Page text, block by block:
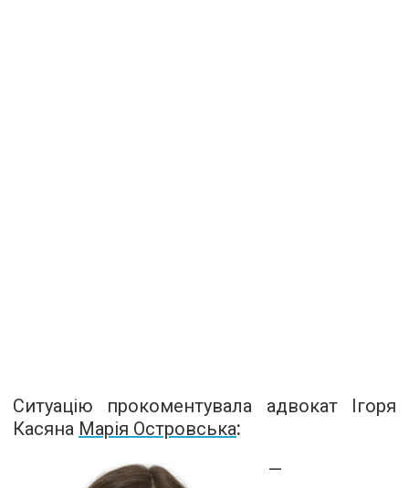
Ситуацію прокоментувала адвокат Ігоря
Касяна Марія Островська:
—